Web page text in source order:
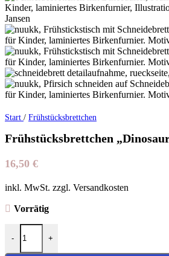
Start / Frühstücksbrettchen
Frühstücksbrettchen
16,50 €
inkl. MwSt. zzgl. Versandkosten
Vorrätig
-
Frühstücksbrettchen "Dinosaurier" Menge
+